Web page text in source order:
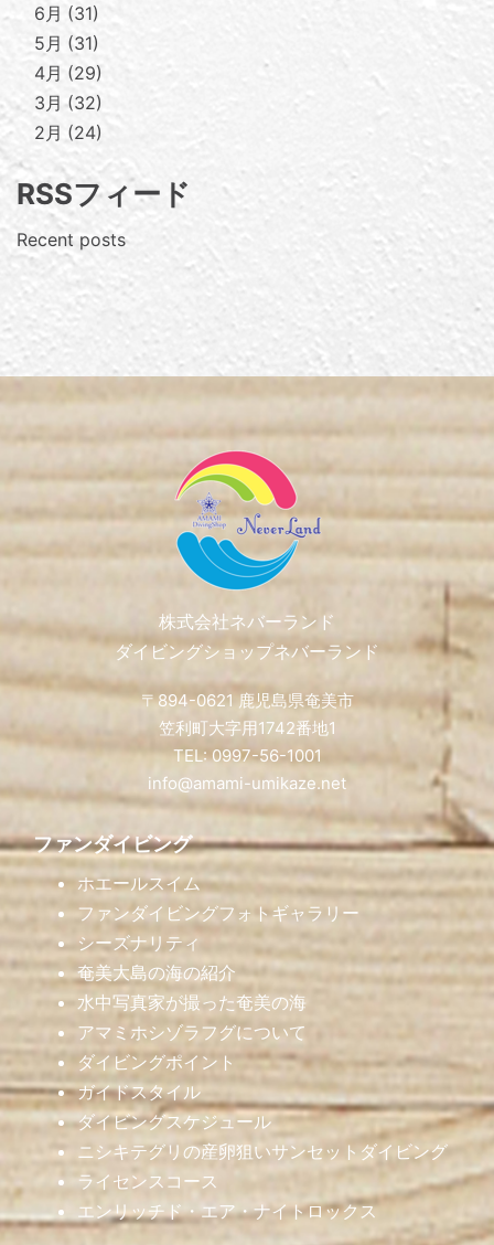
6月
31
5月
31
4月
29
3月
32
2月
24
RSSフィード
Recent posts
Footer
株式会社ネバーランド
ダイビングショップネバーランド
〒894-0621 鹿児島県奄美市
笠利町大字用1742番地1
TEL: 0997-56-1001
info@amami-umikaze.net
ファンダイビング
ホエールスイム
ファンダイビングフォトギャラリー
シーズナリティ
奄美大島の海の紹介
水中写真家が撮った奄美の海
アマミホシゾラフグについて
ダイビングポイント
ガイドスタイル
ダイビングスケジュール
ニシキテグリの産卵狙いサンセットダイビング
ライセンスコース
エンリッチド・エア・ナイトロックス